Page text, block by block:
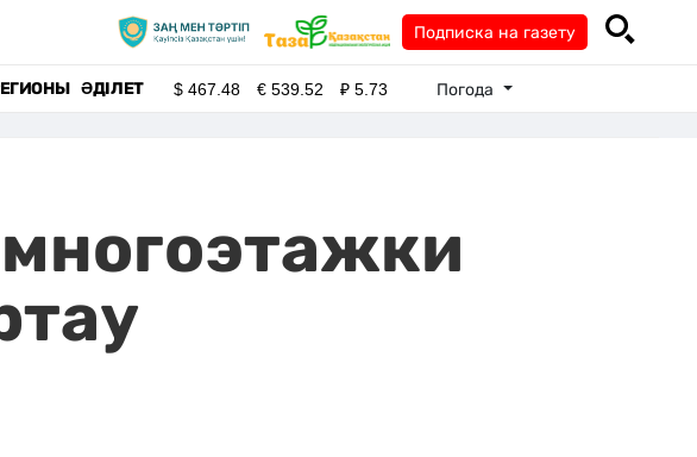
Подписка на газету
ӘДІЛЕТ $467.48 €539.52 ₽5.73 Погода